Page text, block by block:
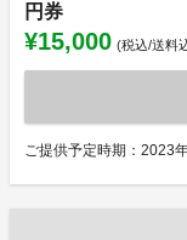
円券
¥15,000 (税込/送料
ご提供予定時期：2023